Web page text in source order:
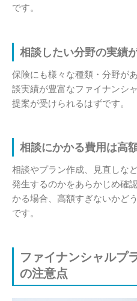
です。
相談したい分野の実績
保険にも様々な種類・分野が
談実績が豊富なファイナンシ
提案が受けられるはずです。
相談にかかる費用は高
相談やプラン作成、見直しな
発生するのかをあらかじめ確
かる場合、高額すぎないかど
です。
ファイナンシャルプ
の注意点